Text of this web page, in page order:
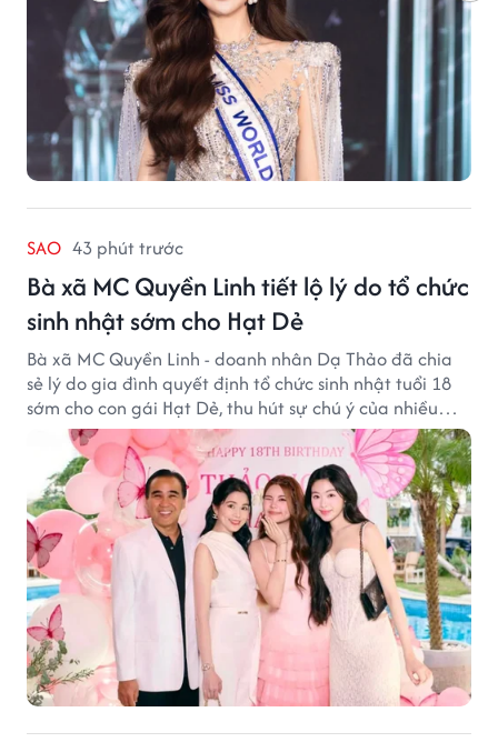
SAO 43 phút trước
Bà xã MC Quyền Linh tiết lộ lý do tổ chức
sinh nhật sớm cho Hạt Dẻ
Bà xã MC Quyền Linh - doanh nhân Dạ Thảo đã chia
sẻ lý do gia đình quyết định tổ chức sinh nhật tuổi 18
sớm cho con gái Hạt Dẻ, thu hút sự chú ý của nhiều
người hâm mộ.